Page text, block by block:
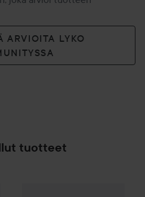
ARVIOITA LYKO
tuotteet